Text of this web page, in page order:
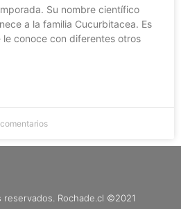
Su nombre científico
a la familia Cucurbitacea. Es
le conoce con diferentes otros
Rochade.cl ©2021